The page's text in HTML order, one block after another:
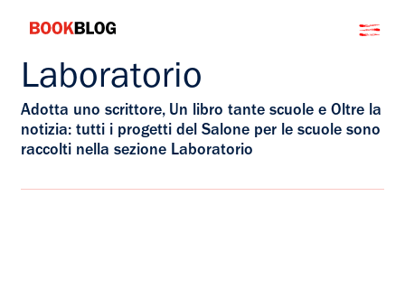
contenuto
Bookblog
Laboratorio
Adotta uno scrittore, Un libro tante scuole e Oltre la
notizia: tutti i progetti del Salone per le scuole sono
raccolti nella sezione Laboratorio